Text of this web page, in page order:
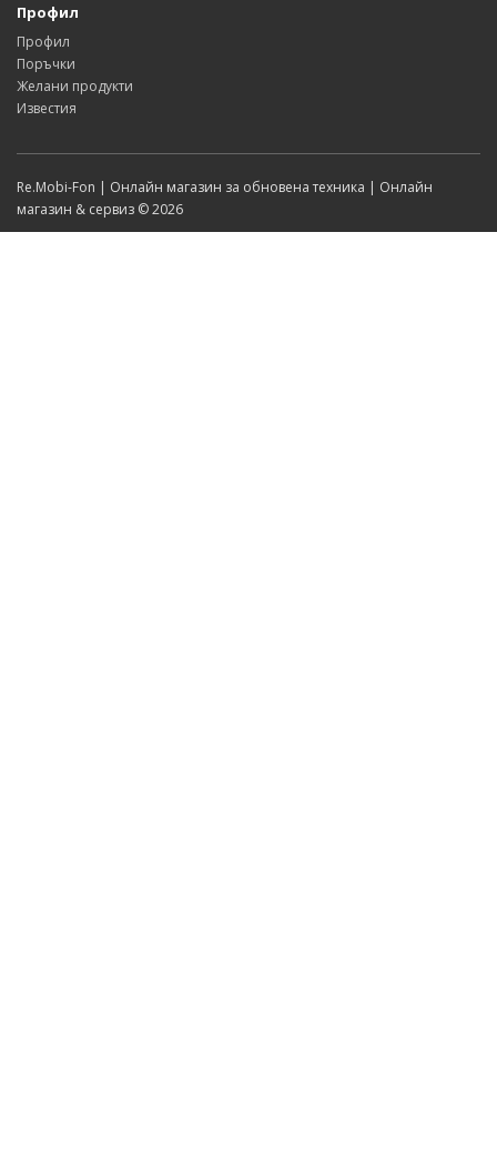
Профил
Профил
Поръчки
Желани продукти
Известия
Re.Mobi-Fon | Онлайн магазин за обновена техника | Онлайн
магазин & сервиз © 2026